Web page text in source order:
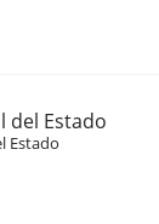
del Estado
Estado